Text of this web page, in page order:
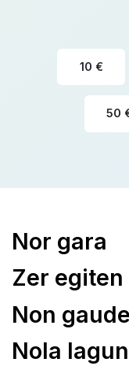
10 €
50
Nor gara
Zer
Non gaude
Nola